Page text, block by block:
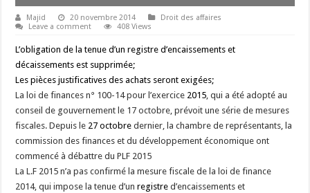
Majid 20 novembre 2014
Droit des affaires
Leave a comment
408 Views
L’obligation de la tenue d’un registre d’encaissements et
décaissements est supprimée;
Les pièces justificatives des achats seront exigées;
La loi de finances n° 100-14 pour l’exercice 2015, qui a été adopté au
conseil de gouvernement le 17 octobre, prévoit une série de mesures
fiscales. Depuis le 27 octobre dernier, la chambre de représentants, la
commission des finances et du développement économique ont
commencé à débattre du PLF 2015
La L.F 2015 n’a pas confirmé la mesure fiscale de la loi de finance
2014, qui impose la tenue d’un registre d’encaissements et